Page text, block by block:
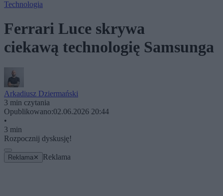
Technologia
Ferrari Luce skrywa
ciekawą technologię Samsunga
Arkadiusz Dziermański
3 min czytania
Opublikowano:02.06.2026 20:44
•
3 min
Rozpocznij dyskusję!
Reklama ✕ Reklama